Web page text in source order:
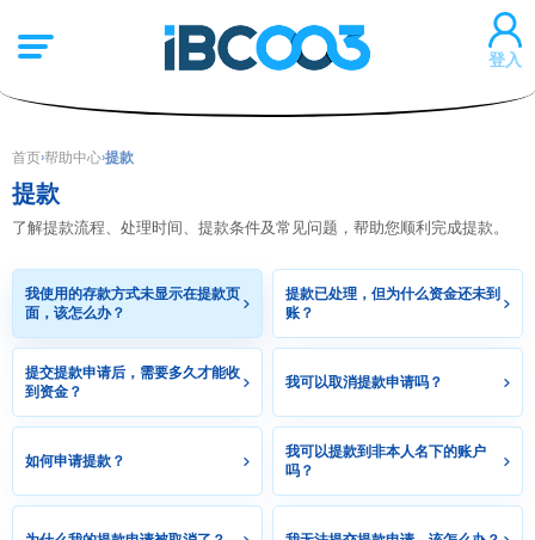
登入
首页›帮助中心›提款
提款
了解提款流程、处理时间、提款条件及常见问题，帮助您顺利完成提款。
我使用的存款方式未显示在提款页
面，该怎么办？
提款已处理，但为什么资金还未到
账？
提交提款申请后，需要多久才能收
到资金？
我可以取消提款申请吗？
如何申请提款？
我可以提款到非本人名下的账户
吗？